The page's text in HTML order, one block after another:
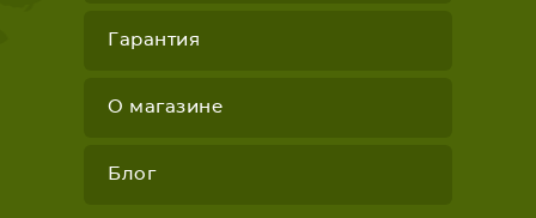
Гарантия
О магазине
Блог